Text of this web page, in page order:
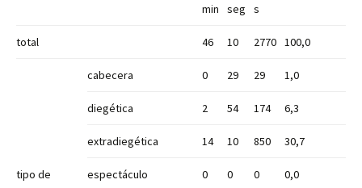
min seg s
total 46 10 2770 100,0
tipo de
cabecera 0 29 29 1,0
diegética 2 54 174 6,3
extradiegética 14 10 850 30,7
espectáculo 0 0 0 0,0